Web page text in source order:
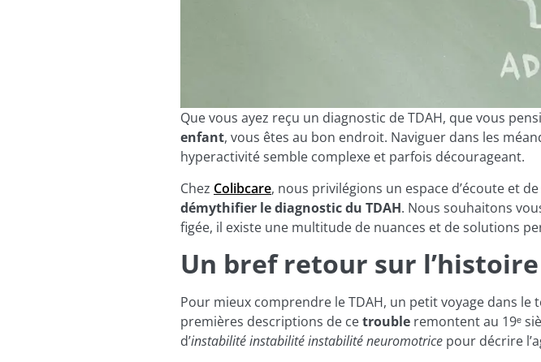
Que vous ayez reçu un diagnostic de TDAH, que vous
enfant, vous êtes au bon endroit. Naviguer dans les
hyperactivité semble complexe et parfois décourageant.
Chez Colibcare, nous privilégions un espace d’écoute et
démythifier le diagnostic du TDAH. Nous souhaitons
figée, il existe une multitude de nuances et de solutions
Un bref retour sur l’histoire
Pour mieux comprendre le TDAH, un petit voyage dans le
premières descriptions de cetrouble remontent au 19ᵉ
d’instabilité instabilité instabilité neuromotrice pour décrire